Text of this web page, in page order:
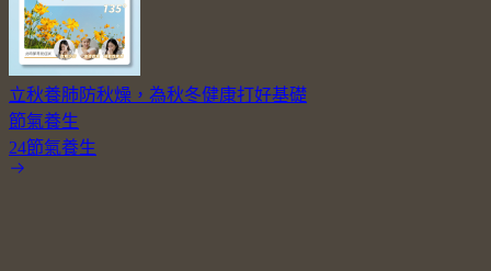
立秋養肺防秋燥，為秋冬健康打好基礎
節氣養生
24節氣養生